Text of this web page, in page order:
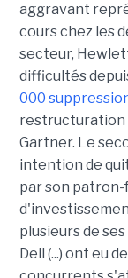
aggravant
cours chez les
secteur,
difficultés
000
restructuration
Gartner. Le
intention de
par son
plusieurs de
Dell (...) ont eu